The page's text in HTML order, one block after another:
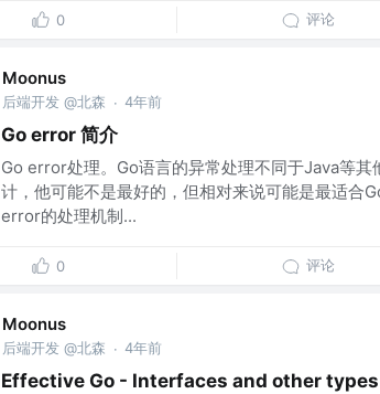
0 评论
Moonus
后端开发 @北森 · 4年前
Go error 简介
Go error处理。Go语言的异常处理不同于Java等其
计，他可能不是最好的，但相对来说可能是最适合
error的处理机制...
0 评论
Moonus
后端开发 @北森 · 4年前
Effective Go - Interfaces and other types